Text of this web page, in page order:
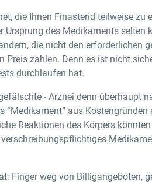
die Ihnen Finasterid teilweise
Ursprung des Medikaments
die nicht den erforderlichen
Preis zahlen. Denn es ist nicht
durchlaufen hat.
- Arznei denn überhaupt
“Medikament” aus
Reaktionen des Körpers
Finger weg von Billigangeboten,